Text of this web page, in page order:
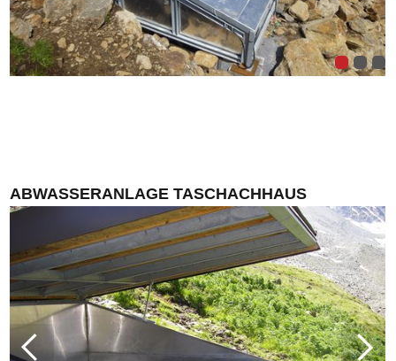
ABWASSERANLAGE TASCHACHHAUS